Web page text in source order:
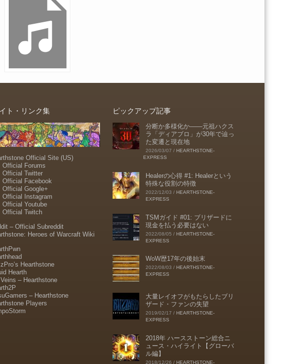
ト・リンク集
Official Site (US)
Official Forums
Official Twitter
Official Facebook
Official Google+
Official Instagram
Official Youtube
Official Twitch
– Official Subreddit
Heroes of Warcraft Wiki
Hearthstone
Hearth
– Hearthstone
– Hearthstone
Players
ピックアップ記事
分断か多様化か――元祖ハクス
ラ「ディアブロ」が30年で辿っ
た変遷と現在地
2026/03/07 / HEARTHSTONE-
EXPRESS
Healerの心得 #1: Healerという
特殊な役割の特徴
2022/12/03 / HEARTHSTONE-
EXPRESS
TSMガイド #01: ブリザードに
現金を払う必要はない
2022/08/05 / HEARTHSTONE-
EXPRESS
WoW歴17年の後始末
2022/08/03 / HEARTHSTONE-
EXPRESS
大量レイオフがもたらしたブリ
ザード・ファンの失望
2019/02/17 / HEARTHSTONE-
EXPRESS
2018年 ハースストーン総合ニ
ュース・ハイライト【グローバ
ル編】
2018/12/26 / HEARTHSTONE-